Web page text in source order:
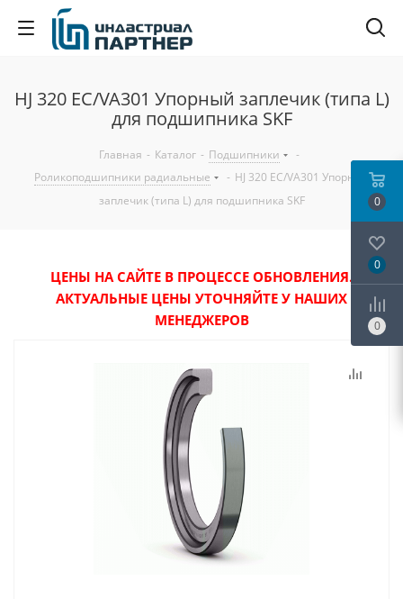
HJ 320 EC/VA301 Упорный заплечик (типа L)
для подшипника SKF
Главная - Каталог - Подшипники
-
Роликоподшипники радиальные
- HJ 320 EC/VA301 Упорный
заплечик (типа L) для подшипника SKF
ЦЕНЫ НА САЙТЕ В ПРОЦЕССЕ ОБНОВЛЕНИЯ.
АКТУАЛЬНЫЕ ЦЕНЫ УТОЧНЯЙТЕ У НАШИХ
МЕНЕДЖЕРОВ
0
0
0